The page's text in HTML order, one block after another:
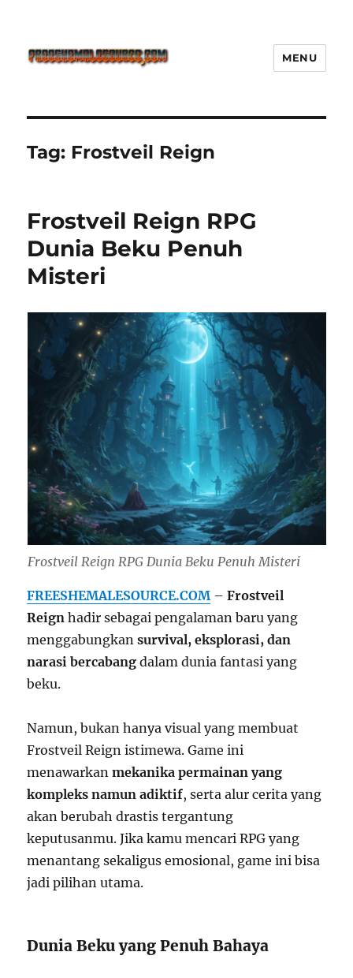
Defense Main Game Ini Pasti
Ketagihan!
MENU
Tag: Frostveil Reign
Frostveil Reign RPG
Dunia Beku Penuh
Misteri
Frostveil Reign RPG Dunia Beku Penuh Misteri
FREESHEMALESOURCE.COM –Frostveil
Reign hadir sebagai pengalaman baru yang
menggabungkansurvival, eksplorasi, dan
narasi bercabang dalam dunia fantasi yang
beku.
Namun, bukan hanya visual yang membuat
Frostveil Reign istimewa. Game ini
menawarkanmekanika permainan yang
kompleks namun adiktif, serta alur cerita yang
akan berubah drastis tergantung
keputusanmu. Jika kamu mencari RPG yang
menantang sekaligus emosional, game ini bisa
jadi pilihan utama.
Dunia Beku yang Penuh Bahaya